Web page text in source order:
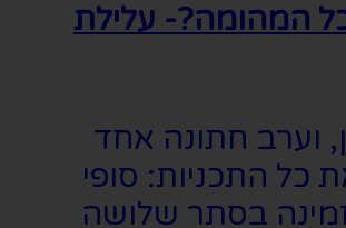
המהומה?- עלילת
וערב חתונה אחד
התכניות: סופי
בסתר שלושה